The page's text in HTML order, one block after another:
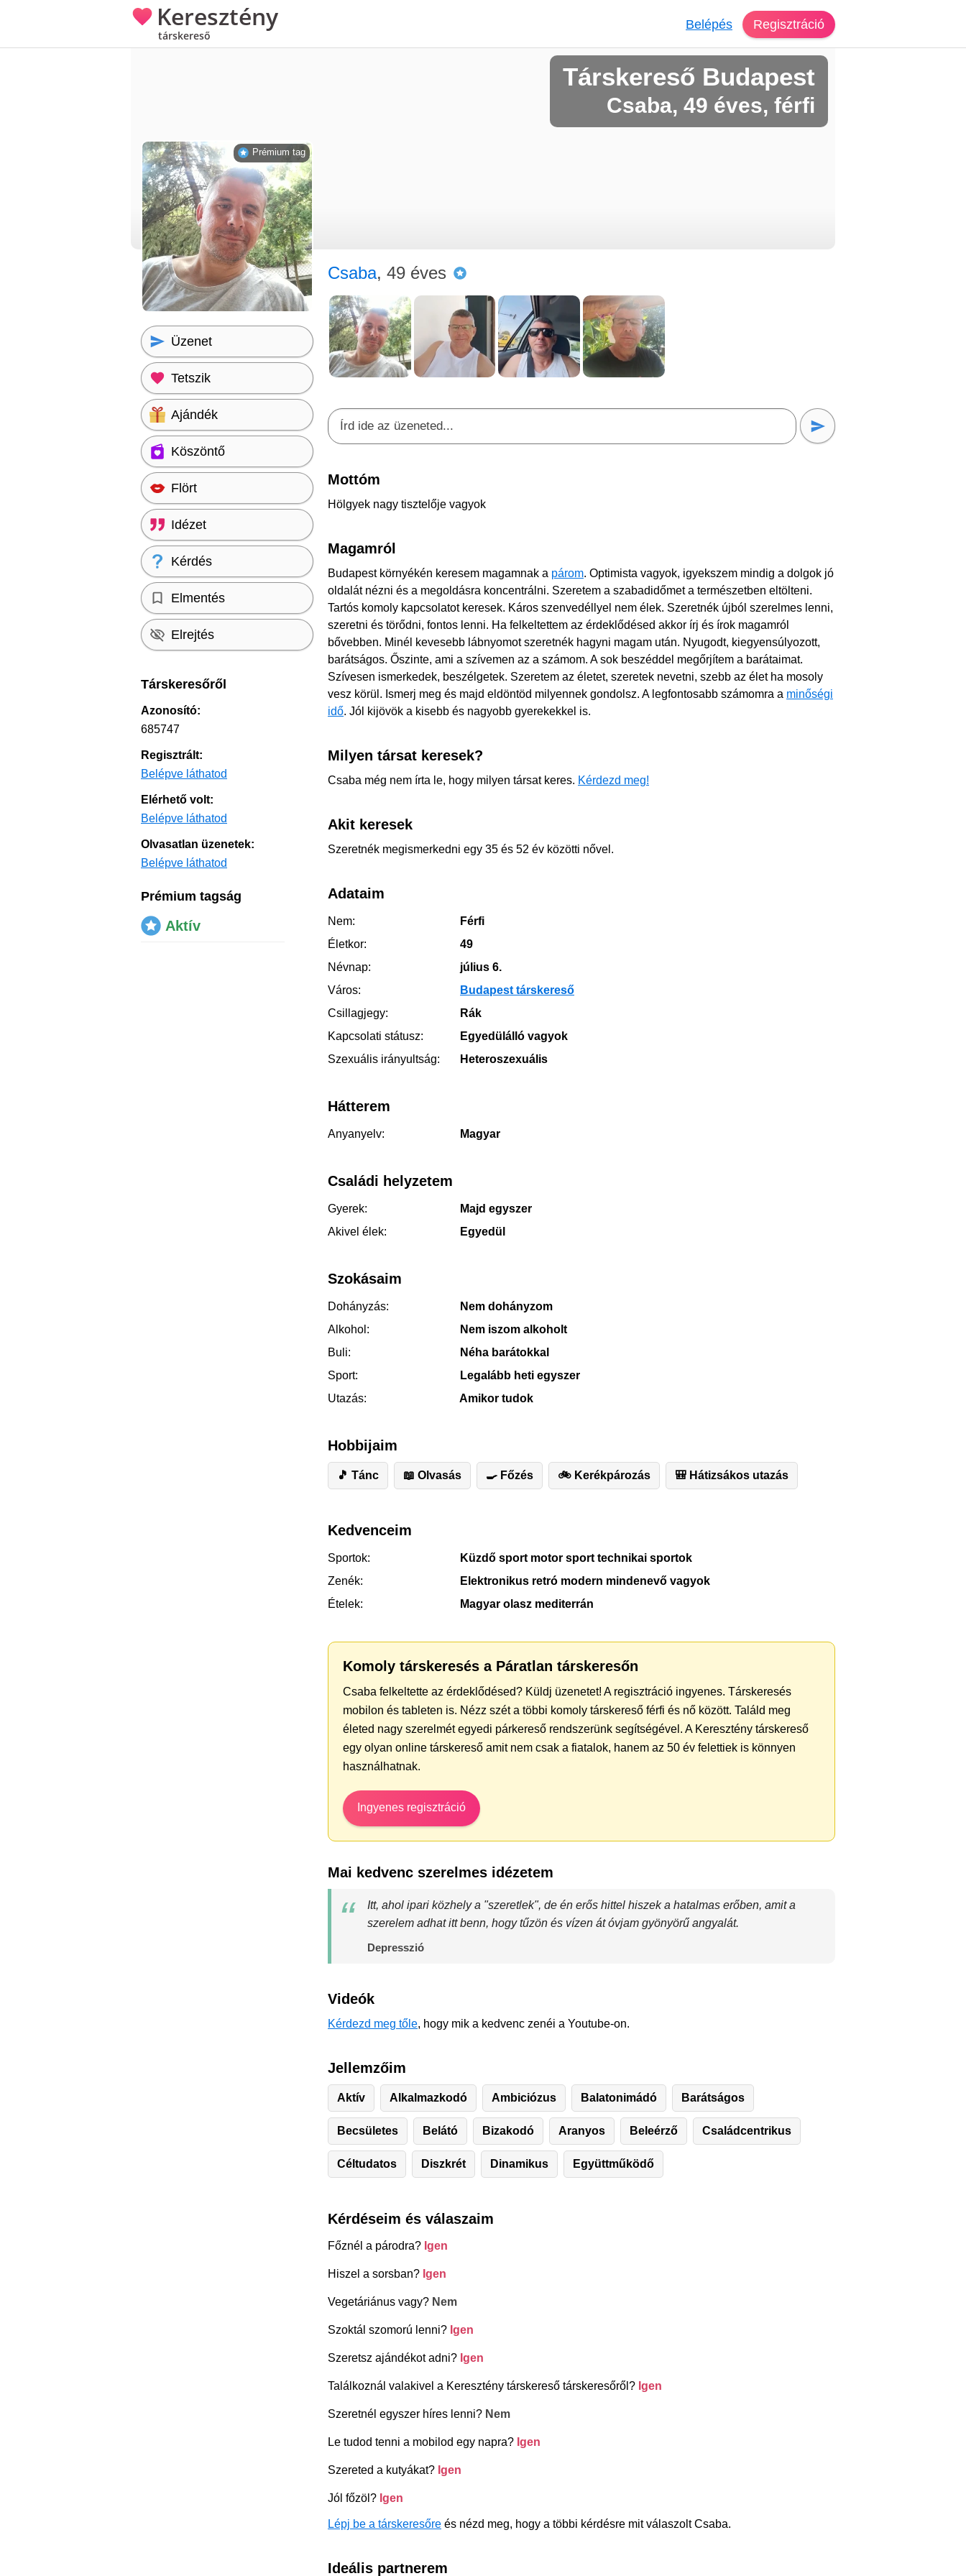
Keresztény
társkereső
Belépés Regisztráció
Társkereső Budapest
Csaba, 49 éves, férfi
Csaba, 49 éves
Mottóm
Hölgyek nagy tisztelője vagyok
Magamról
Budapest környékén keresem magamnak a párom. Optimista vagyok, igyekszem mindig a dolgok jó
oldalát nézni és a megoldásra koncentrálni. Szeretem a szabadidőmet a természetben eltölteni.
Tartós komoly kapcsolatot keresek. Káros szenvedéllyel nem élek. Szeretnék újból szerelmes lenni,
szeretni és törődni, fontos lenni. Ha felkeltettem az érdeklődésed akkor írj és írok magamról
bővebben. Minél kevesebb lábnyomot szeretnék hagyni magam után. Nyugodt, kiegyensúlyozott,
barátságos. Őszinte, ami a szívemen az a számom. A sok beszéddel megőrjítem a barátaimat.
Szívesen ismerkedek, beszélgetek. Szeretem az életet, szeretek nevetni, szebb az élet ha mosoly
vesz körül. Ismerj meg és majd eldöntöd milyennek gondolsz. A legfontosabb számomra a minőségi
idő. Jól kijövök a kisebb és nagyobb gyerekekkel is.
Milyen társat keresek?
Csaba még nem írta le, hogy milyen társat keres. Kérdezd meg!
Akit keresek
Szeretnék megismerkedni egy 35 és 52 év közötti nővel.
Adataim
Nem:
Férfi
Életkor:
49
Névnap:
július 6.
Város:
Budapest társkereső
Csillagjegy:
Rák
Kapcsolati státusz:
Egyedülálló vagyok
Szexuális irányultság:
Heteroszexuális
Hátterem
Anyanyelv: Magyar
Családi helyzetem
Gyerek:
Majd egyszer
Akivel élek:
Egyedül
Szokásaim
Dohányzás:
Nem dohányzom
Alkohol:
Nem iszom alkoholt
Buli:
Néha barátokkal
Sport:
Legalább heti egyszer
Utazás:
Amikor tudok
Hobbijaim
🎵 Tánc 📖 Olvasás 🍳 Főzés 🚲 Kerékpározás 🎒 Hátizsákos utazás
Kedvenceim
Sportok:
Küzdő sport motor sport technikai sportok
Zenék:
Elektronikus retró modern mindenevő vagyok
Ételek:
Magyar olasz mediterrán
Komoly társkeresés a Páratlan társkeresőn
Csaba felkeltette az érdeklődésed? Küldj üzenetet! A regisztráció ingyenes. Társkeresés
mobilon és tableten is. Nézz szét a többi komoly társkereső férfi és nő között. Találd meg
életed nagy szerelmét egyedi párkereső rendszerünk segítségével. A Keresztény társkereső
egy olyan online társkereső amit nem csak a fiatalok, hanem az 50 év felettiek is könnyen
használhatnak.
Ingyenes regisztráció
Mai kedvenc szerelmes idézetem
Itt, ahol ipari közhely a "szeretlek", de én erős hittel hiszek a hatalmas erőben, amit a
szerelem adhat itt benn, hogy tűzön és vízen át óvjam gyönyörű angyalát.
Depresszió
Videók
Kérdezd meg tőle, hogy mik a kedvenc zenéi a Youtube-on.
Jellemzőim
Aktív Alkalmazkodó Ambiciózus Balatonimádó Barátságos
Becsületes Belátó Bizakodó Aranyos Beleérző Családcentrikus
Céltudatos Diszkrét Dinamikus Együttműködő
Kérdéseim és válaszaim
Főznél a párodra? Igen
Hiszel a sorsban? Igen
Vegetáriánus vagy? Nem
Szoktál szomorú lenni? Igen
Szeretsz ajándékot adni? Igen
Találkoznál valakivel a Keresztény társkereső társkeresőről? Igen
Szeretnél egyszer híres lenni? Nem
Le tudod tenni a mobilod egy napra? Igen
Szereted a kutyákat? Igen
Jól főzöl? Igen
Lépj be a társkeresőre és nézd meg, hogy a többi kérdésre mit válaszolt Csaba.
Ideális partnerem
Prémium tag
Üzenet
Tetszik
Ajándék
Köszöntő
Flört
Idézet
Kérdés
Elmentés
Elrejtés
Társkeresőről
Azonosító:
685747
Regisztrált:
Belépve láthatod
Elérhető volt:
Belépve láthatod
Olvasatlan üzenetek:
Belépve láthatod
Prémium tagság
Aktív